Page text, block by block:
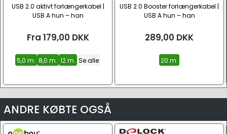
USB 2.0 aktivt forlængerkabel |
USB A hun – han
Fra 179,00 DKK
5,0 m. 8,0 m. 12 m. Se alle
USB 2.0 Booster forlængerkabel |
USB A hun – han
289,00 DKK
20 m.
ANDRE KØBTE OGSÅ